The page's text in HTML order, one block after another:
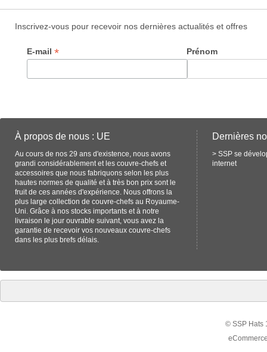
Inscrivez-vous pour recevoir nos dernières actualités et offres
E-mail * Prénom
À propos de nous : UE
Au cours de nos 29 ans d'existence, nous avons
grandi considérablement et les couvre-chefs et
accessoires que nous fabriquons selon les plus
hautes normes de qualité et à très bon prix sont le
fruit de ces années d'expérience. Nous offrons la
plus large collection de couvre-chefs au Royaume-
Uni. Grâce à nos stocks importants et à notre
livraison le jour ouvrable suivant, vous avez la
garantie de recevoir vos nouveaux couvre-chefs
dans les plus brefs délais.
Dernières
> SSP se
internet
© SSP Hats